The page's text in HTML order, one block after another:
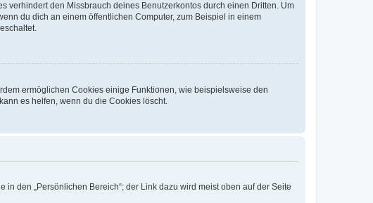
verhindert den Missbrauch deines Benutzerkontos durch einen Dritten. Um
du dich an einem öffentlichen Computer, zum Beispiel in einem
ermöglichen Cookies einige Funktionen, wie beispielsweise den
es helfen, wenn du die Cookies löscht.
den „Persönlichen Bereich“; der Link dazu wird meist oben auf der Seite